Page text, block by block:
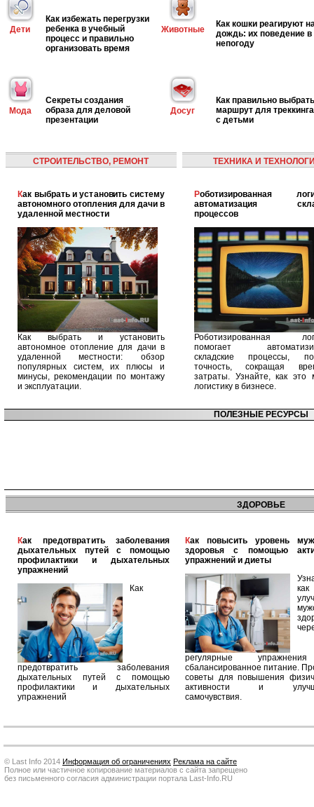
Дети
Как избежать перегрузки
ребенка в учебный
процесс и правильно
организовать время
Животные
Как кошки реагируют
дождь: их поведение в
непогоду
Мода
Секреты создания
образа для деловой
презентации
Досуг
Как правильно выбрать
маршрут для треккинга
с детьми
СТРОИТЕЛЬСТВО, РЕМОНТ
Как выбрать и установить систему
автономного отопления для дачи в
удаленной местности
Как выбрать и установить
автономное отопление для дачи в
удаленной местности: обзор
популярных систем, их плюсы и
минусы, рекомендации по монтажу
и эксплуатации.
ТЕХНИКА И
Роботизированная логистика:
автоматизация
процессов
Роботизированная
помогает
складские процессы,
точность, сокращая
затраты. Узнайте, как это
логистику в бизнесе.
ПОЛЕЗНЫЕ РЕСУРСЫ
ЗДОРОВЬЕ
Как предотвратить заболевания
дыхательных путей с помощью
профилактики и дыхательных
упражнений
Как
предотвратить заболевания
дыхательных путей с помощью
профилактики и дыхательных
упражнений
Как повысить уровень мужского
здоровья с помощью
упражнений и диеты
как
регулярные
сбалансированное питание.
советы для повышения
активности и
самочувствия.
© Last Info 2014 Информация об ограничениях Реклама на сайте
Полное или частичное копирование материалов с сайта запрещено
без письменного согласия администрации портала Last-Info.RU